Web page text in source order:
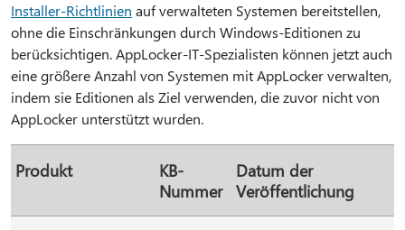
Installer-Richtlinien auf verwalteten Systemen bereitstellen,
ohne die Einschränkungen durch Windows-Editionen zu
berücksichtigen. AppLocker-IT-Spezialisten können jetzt auch
eine größere Anzahl von Systemen mit AppLocker verwalten,
indem sie Editionen als Ziel verwenden, die zuvor nicht von
AppLocker unterstützt wurden.
Produkt
KB-
Nummer
Datum der
Veröffentlichung